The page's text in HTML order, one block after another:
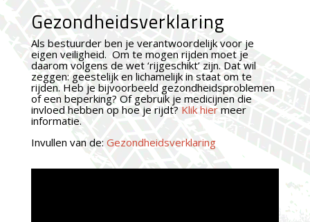
Gezondheidsverklaring
Als bestuurder ben je verantwoordelijk voor je
eigen veiligheid. Om te mogen rijden moet je
daarom volgens de wet ‘rijgeschikt’ zijn. Dat wil
zeggen: geestelijk en lichamelijk in staat om te
rijden. Heb je bijvoorbeeld gezondheidsproblemen
of een beperking? Of gebruik je medicijnen die
invloed hebben op hoe je rijdt? Klik hiermeer
informatie.
Invullen van de: Gezondheidsverklaring